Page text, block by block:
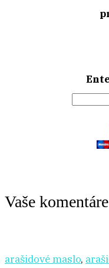
Vaše komentáre
arašidové maslo,